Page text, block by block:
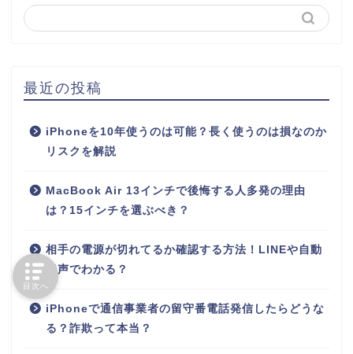
最近の投稿
iPhoneを10年使うのは可能？長く使うのは損なのか
リスクを解説
MacBook Air 13インチで後悔する人多発の理由
は？15インチを選ぶべき？
相手の電源が切れてるか確認する方法！LINEや自動
音声でわかる？
iPhoneで通信事業者の留守番電話発信したらどうな
る？詐欺って本当？
目次へ